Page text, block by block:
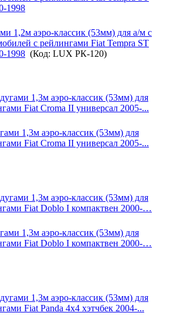
1,2м аэро-классик (53мм) для а/м с
с рейлингами Fiat Tempra ST
1998 (Код: LUX РК-120)
1,3м аэро-классик (53мм) для
Fiat Croma II универсал 2005-...
1,3м аэро-классик (53мм) для
Fiat Doblo I компактвен 2000-…